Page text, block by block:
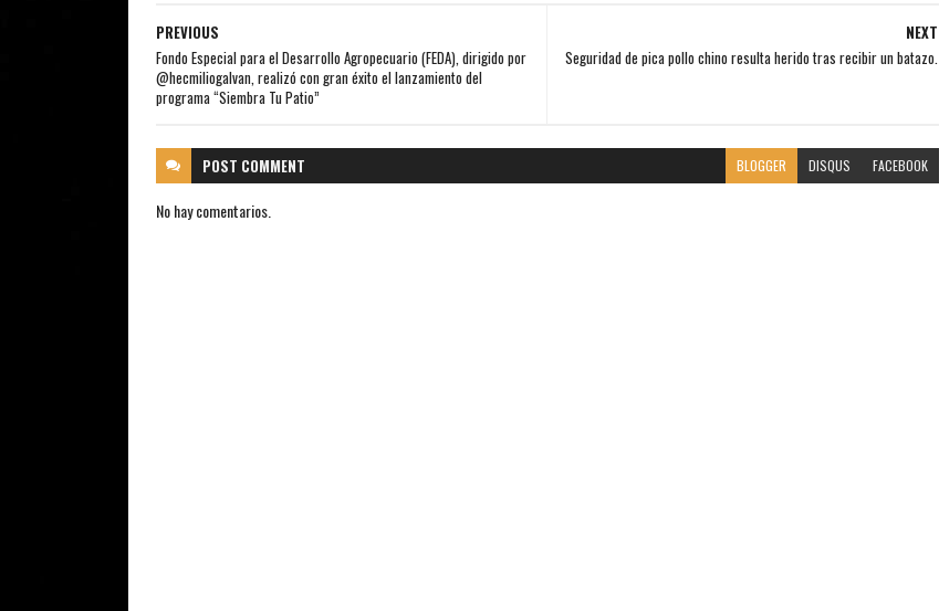
NEXT
Seguridad de pica pollo chino resulta herido tras recibir un batazo.
PREVIOUS
Fondo Especial para el Desarrollo Agropecuario (FEDA), dirigido por
@hecmiliogalvan, realizó con gran éxito el lanzamiento del
programa “Siembra Tu Patio”
POST COMMENT BLOGGER DISQUS FACEBOOK
No hay comentarios.